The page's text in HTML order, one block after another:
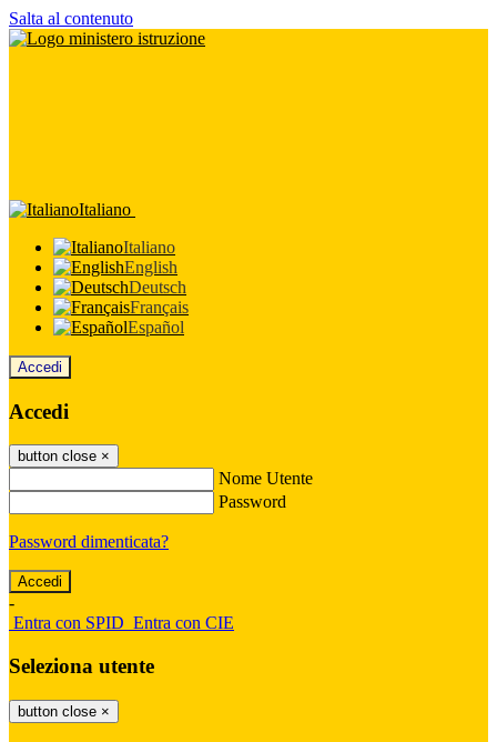
Salta al contenuto
Italiano
Italiano
English
Deutsch
Français
Español
Accedi
Accedi
button close ×
Nome Utente
Password
Password dimenticata?
-
Entra con SPID Entra con CIE
Seleziona utente
button close ×